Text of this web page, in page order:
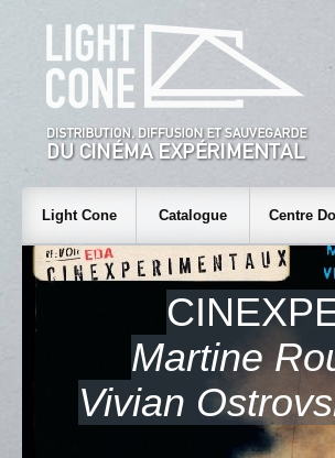
Light Cone Catalogue Centre
Martine
Vivian